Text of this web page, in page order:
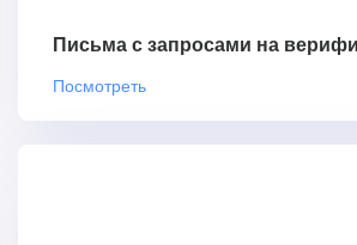
Письма с запросами на
Посмотреть